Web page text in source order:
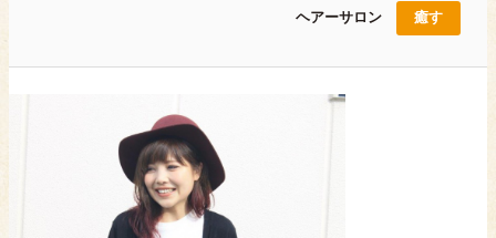
癒す
ヘアーサロン